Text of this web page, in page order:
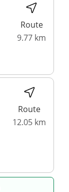
Route
9.77 km
Route
12.05 km